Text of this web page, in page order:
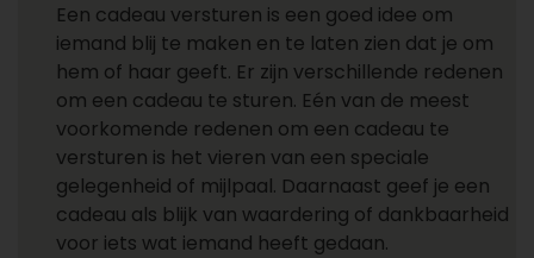
Een cadeau versturen is een goed idee om
iemand blij te maken en te laten zien dat je om
hem of haar geeft. Er zijn verschillende redenen
om een cadeau te sturen. Eén van de meest
voorkomende redenen om een cadeau te
versturen is het vieren van een speciale
gelegenheid of mijlpaal. Daarnaast geef je een
cadeau als blijk van waardering of dankbaarheid
voor iets wat iemand heeft gedaan.